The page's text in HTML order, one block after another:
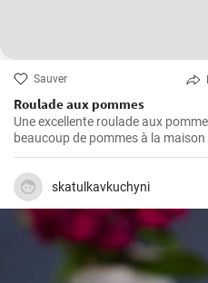
Sauver
Roulade aux pommes
Une excellente roulade aux
beaucoup de pommes à la
rapide et facile qui plait toujours.
skatulkavkuchyni